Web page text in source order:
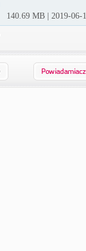
140.69 MB | 2019-06-